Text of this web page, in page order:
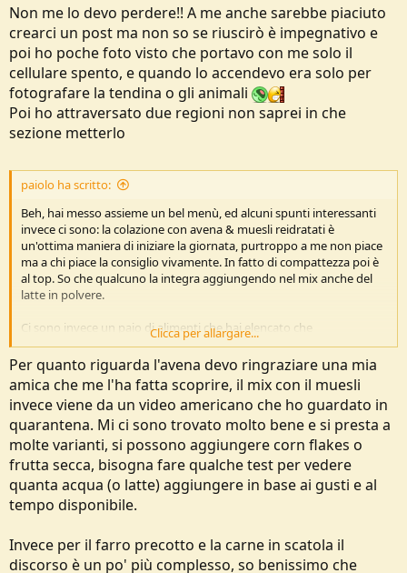
Non me lo devo perdere!! A me anche sarebbe piaciuto
crearci un post ma non so se riuscirò è impegnativo e
poi ho poche foto visto che portavo con me solo il
cellulare spento, e quando lo accendevo era solo per
fotografare la tendina o gli animali
Poi ho attraversato due regioni non saprei in che
sezione metterlo
paiolo ha scritto:
Beh, hai messo assieme un bel menù, ed alcuni spunti interessanti
invece ci sono: la colazione con avena & muesli reidratati è
un'ottima maniera di iniziare la giornata, purtroppo a me non piace
ma a chi piace la consiglio vivamente. In fatto di compattezza poi è
al top. So che qualcuno la integra aggiungendo nel mix anche del
latte in polvere.
Ci sono invece un paio di alimenti che hai elencato che
personalmente eviterei semplicemente perché poco "efficienti" (o
perlomeno che mangerei subito tra il primo ed il secondo giorno):
- il "Farro precotto" ha solo 193 Kcal/etto perché essendo appunto
pre-cotto contiene acqua
- la "Carne in scatola Montana" ha misere 59 Kcal/etto perché è
quasi tutta acqua! (tutt'altra storia per il tonno in scatola invece che
essendo sott'olio raggiunge le 400 Kcal/etto quindi ok)
Per il resto invece davvero ok anche sul fronte della varietà del
menù
Clicca per allargare...
Per quanto riguarda l'avena devo ringraziare una mia
amica che me l'ha fatta scoprire, il mix con il muesli
invece viene da un video americano che ho guardato in
quarantena. Mi ci sono trovato molto bene e si presta a
molte varianti, si possono aggiungere corn flakes o
frutta secca, bisogna fare qualche test per vedere
quanta acqua (o latte) aggiungere in base ai gusti e al
tempo disponibile.
Invece per il farro precotto e la carne in scatola il
discorso è un po' più complesso, so benissimo che